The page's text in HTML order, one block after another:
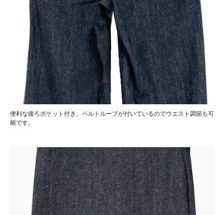
便利な後ろポケット付き。ベルトループが付いているのでウエスト調節も可
能です。